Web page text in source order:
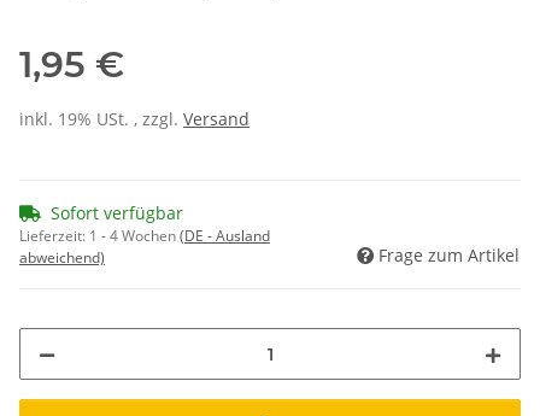
1,95 €
inkl. 19% USt. , zzgl. Versand
Sofort verfügbar
Lieferzeit: 1 - 4 Wochen(DE - Ausland
abweichend)
Frage zum Artikel